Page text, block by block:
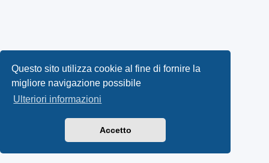
Questo sito utilizza cookie al fine di fornire la
migliore navigazione possibile
Ulteriori informazioni
Accetto